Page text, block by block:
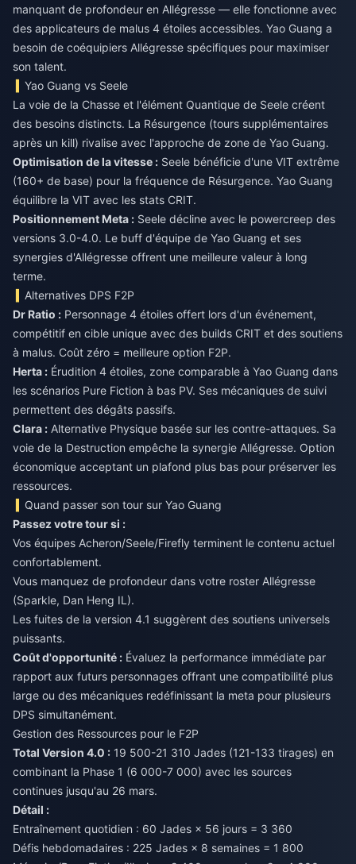
manquant de profondeur en Allégresse — elle fonctionne avec
des applicateurs de malus 4 étoiles accessibles. Yao Guang a
besoin de coéquipiers Allégresse spécifiques pour maximiser
son talent.
Yao Guang vs Seele
La voie de la Chasse et l'élément Quantique de Seele créent
des besoins distincts. La Résurgence (tours supplémentaires
après un kill) rivalise avec l'approche de zone de Yao Guang.
Optimisation de la vitesse : Seele bénéficie d'une VIT extrême
(160+ de base) pour la fréquence de Résurgence. Yao Guang
équilibre la VIT avec les stats CRIT.
Positionnement Meta : Seele décline avec le powercreep des
versions 3.0-4.0. Le buff d'équipe de Yao Guang et ses
synergies d'Allégresse offrent une meilleure valeur à long
terme.
Alternatives DPS F2P
Dr Ratio : Personnage 4 étoiles offert lors d'un événement,
compétitif en cible unique avec des builds CRIT et des soutiens
à malus. Coût zéro = meilleure option F2P.
Herta : Érudition 4 étoiles, zone comparable à Yao Guang dans
les scénarios Pure Fiction à bas PV. Ses mécaniques de suivi
permettent des dégâts passifs.
Clara : Alternative Physique basée sur les contre-attaques. Sa
voie de la Destruction empêche la synergie Allégresse. Option
économique acceptant un plafond plus bas pour préserver les
ressources.
Quand passer son tour sur Yao Guang
Passez votre tour si :
Vos équipes Acheron/Seele/Firefly terminent le contenu actuel
confortablement.
Vous manquez de profondeur dans votre roster Allégresse
(Sparkle, Dan Heng IL).
Les fuites de la version 4.1 suggèrent des soutiens universels
puissants.
Coût d'opportunité : Évaluez la performance immédiate par
rapport aux futurs personnages offrant une compatibilité plus
large ou des mécaniques redéfinissant la meta pour plusieurs
DPS simultanément.
Gestion des Ressources pour le F2P
Total Version 4.0 : 19 500-21 310 Jades (121-133 tirages) en
combinant la Phase 1 (6 000-7 000) avec les sources
continues jusqu'au 26 mars.
Détail :
Entraînement quotidien : 60 Jades × 56 jours = 3 360
Défis hebdomadaires : 225 Jades × 8 semaines = 1 800